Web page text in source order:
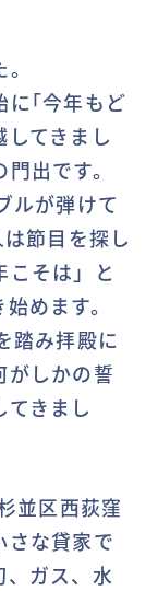
に｢今年もど
てきまし
出です。
ルが弾けて
節目を探し
こそは」と
めます。
踏み拝殿に
がしかの誓
きまし
並区西荻窪
さな貸家で
、ガス、水